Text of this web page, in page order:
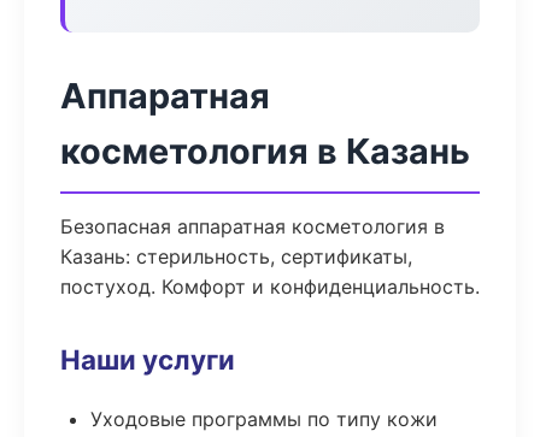
Аппаратная
косметология в Казань
Безопасная аппаратная косметология в
Казань: стерильность, сертификаты,
постуход. Комфорт и конфиденциальность.
Наши услуги
Уходовые программы по типу кожи